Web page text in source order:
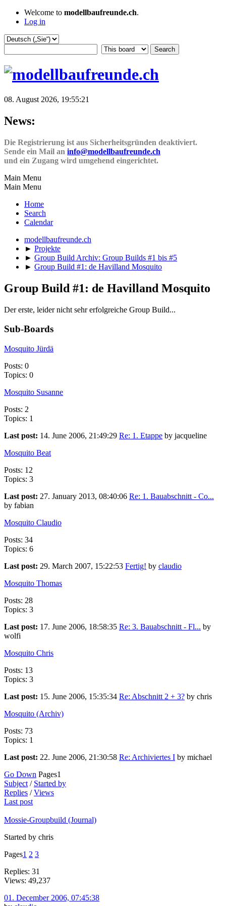
Welcome to modellbaufreunde.ch.
Log in
08. August 2026, 19:55:21
News:
Die Registrierung ist aus Sicherheitsgründen deaktiviert.
Sende ein Mail an info@modellbaufreunde.ch
und ein Zugang wird umgehend eingerichtet.
Main Menu
Main Menu
Home
Search
Calendar
modellbaufreunde.ch
► Projekte
► Group Build Archiv: Group Builds #1 bis #5
► Group Build #1: de Havilland Mosquito
Group Build #1: de Havilland Mosquito
Der erste, leider nicht sehr erfolgreiche Group Build...
Sub-Boards
Mosquito Jürdä
Posts: 0
Topics: 0
Mosquito Susanne
Posts: 2
Topics: 1
Last post: 14. June 2006, 21:49:29 Re: 1. Etappe by jacqueline
Mosquito Beat
Posts: 12
Topics: 3
Last post: 27. January 2013, 08:40:06 Re: 1. Bauabschnitt - Co...
by fabian
Mosquito Claudio
Posts: 34
Topics: 6
Last post: 29. March 2007, 15:22:53 Fertig! by claudio
Mosquito Thomas
Posts: 28
Topics: 3
Last post: 17. June 2006, 18:58:35 Re: 3. Bauabschnitt - Fl... by
wolfi
Mosquito Chris
Posts: 13
Topics: 3
Last post: 15. June 2006, 15:35:34 Re: Abschnitt 2 + 3? by chris
Mosquito (Archiv)
Posts: 73
Topics: 1
Last post: 22. June 2006, 21:30:58 Re: Archiviertes I by michael
Go Down Pages1
Subject / Started by
Replies /Views
Last post
Mossie-Groupbuild (Journal)
Started by chris
Pages1 2 3
Replies: 31
Views: 49,237
01. December 2006, 07:45:38